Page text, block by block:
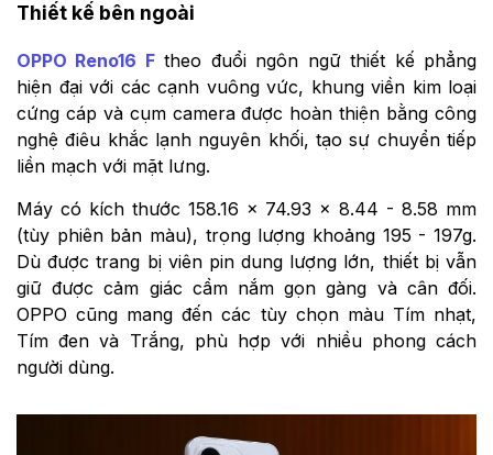
Thiết kế bên ngoài
OPPO Reno16 Ftheo đuổi ngôn ngữ thiết kế phẳng
hiện đại với các cạnh vuông vức, khung viền kim loại
cứng cáp và cụm camera được hoàn thiện bằng công
nghệ điêu khắc lạnh nguyên khối, tạo sự chuyển tiếp
liền mạch với mặt lưng.
Máy có kích thước 158.16 × 74.93 × 8.44 - 8.58 mm
(tùy phiên bản màu), trọng lượng khoảng 195 - 197g.
Dù được trang bị viên pin dung lượng lớn, thiết bị vẫn
giữ được cảm giác cầm nắm gọn gàng và cân đối.
OPPO cũng mang đến các tùy chọn màu Tím nhạt,
Tím đen và Trắng, phù hợp với nhiều phong cách
người dùng.